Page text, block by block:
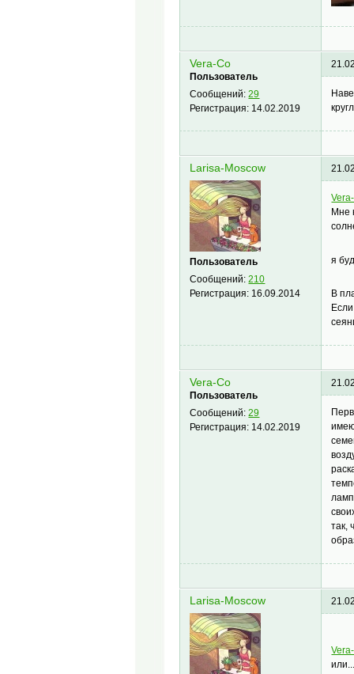
Vera-Co
Пользователь
Сообщений:29
Регистрация: 14.02.2019
Larisa-Moscow
Пользователь
Сообщений:210
Регистрация: 16.09.2014
Мне
я
В
Vera-Co
Пользователь
Сообщений:29
Регистрация: 14.02.2019
так,
Larisa-Moscow